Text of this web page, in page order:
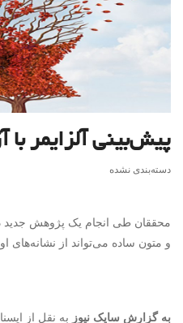
پیش‌بینی آلزایمر
دسته‌بندی نشده
محققان طی انجام یک پژوهش جدید
و متون ساده می‌تواند از نشانه‌های
به گزارش سایک نیوز به نقل از